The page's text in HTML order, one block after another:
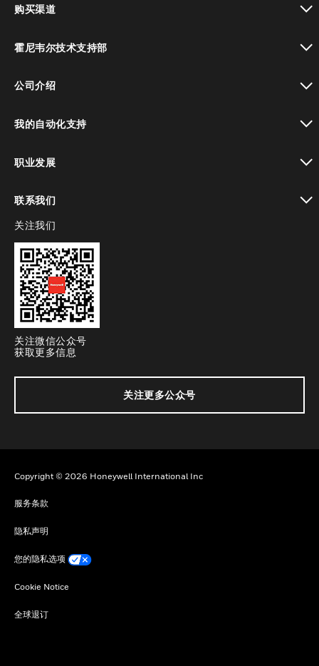
购买渠道
霍尼韦尔技术支持部
公司介绍
我的自动化支持
职业发展
联系我们
toggle view
关注我们
关注微信公众号
获取更多信息
关注更多公众号
Copyright © 2026 Honeywell International Inc
服务条款
隐私声明
您的隐私选项
Cookie Notice
全球退订